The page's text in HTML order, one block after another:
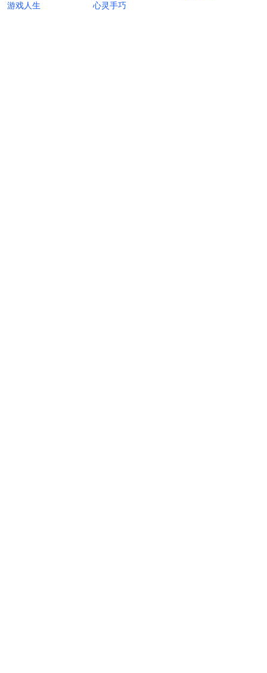
游戏人生
心灵手巧